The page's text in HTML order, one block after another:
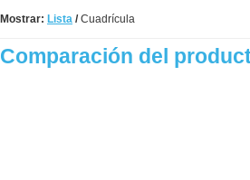
Mostrar: Lista /Cuadrícula
Comparación del